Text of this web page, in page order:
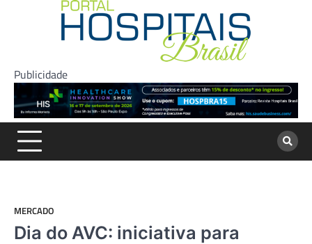
Publicidade
MERCADO
Dia do AVC: iniciativa para